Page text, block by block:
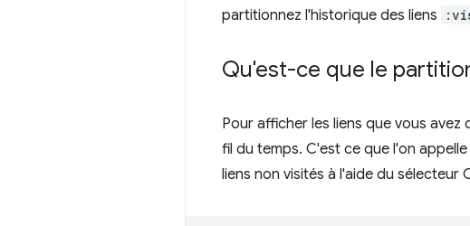
partitionnez l'historique des liens
Qu'est-ce que le
Pour afficher les liens que vous
fil du temps. C'est ce que l'on
liens non visités à l'aide du sélecteur